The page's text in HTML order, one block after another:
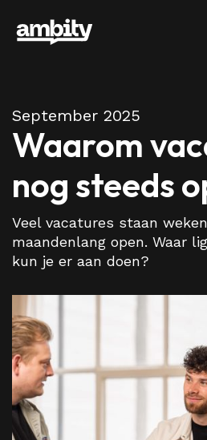
September 2025
Waarom
nog steeds
Veel vacatures staan
maandenlang open. Waar
kun je er aan doen?